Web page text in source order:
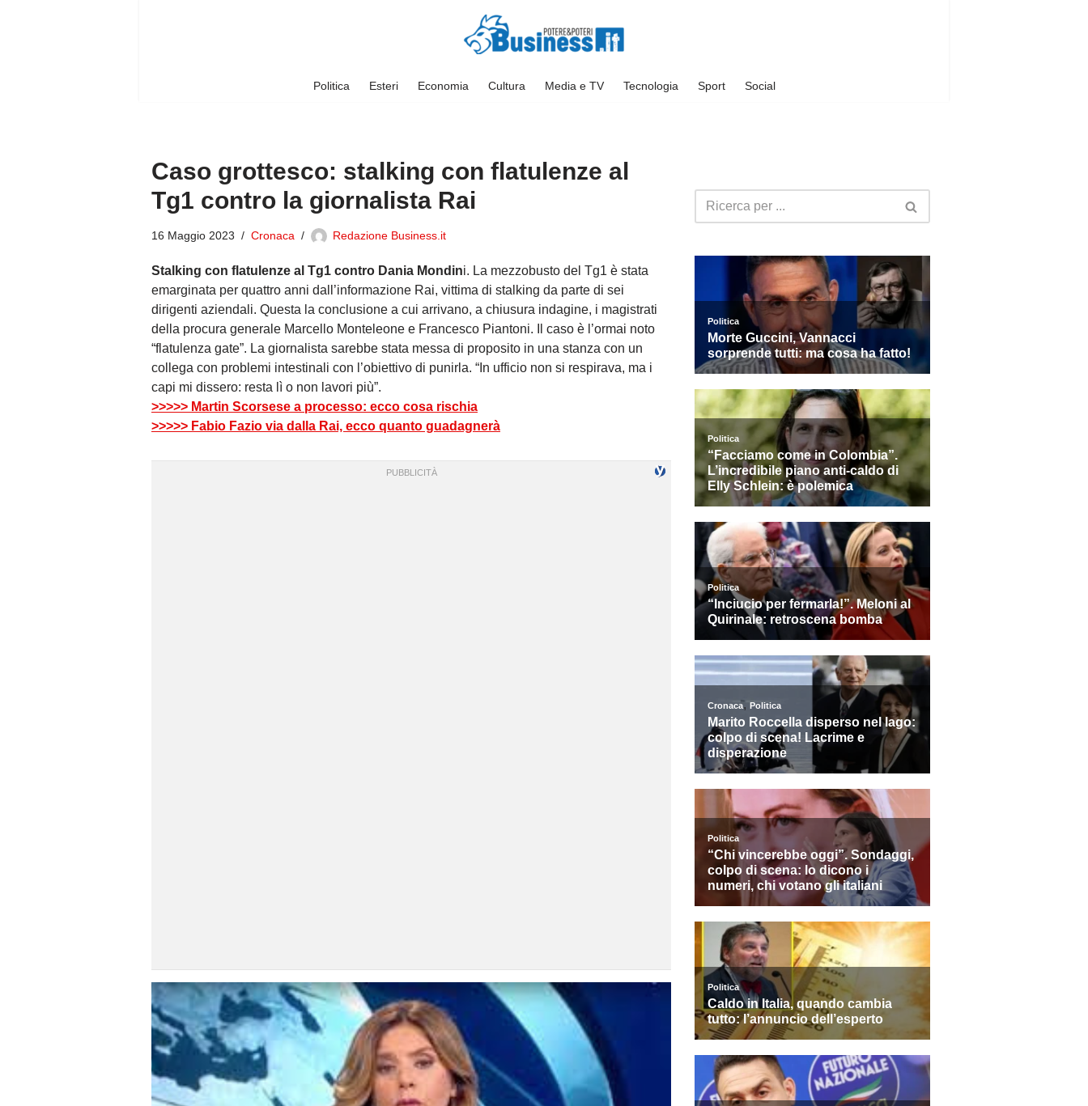
Politica Esteri Economia Cultura Media e TV Tecnologia Sport Social
Caso grottesco: stalking con flatulenze al
Tg1 contro la giornalista Rai
16 Maggio 2023 Cronaca Redazione Business.it
Stalking con flatulenze al Tg1 contro Dania Mondini. La mezzobusto del Tg1 è stata
emarginata per quattro anni dall’informazione Rai, vittima di stalking da parte di sei
dirigenti aziendali. Questa la conclusione a cui arrivano, a chiusura indagine, i magistrati
della procura generale Marcello Monteleone e Francesco Piantoni. Il caso è l’ormai noto
“flatulenza gate”. La giornalista sarebbe stata messa di proposito in una stanza con un
collega con problemi intestinali con l’obiettivo di punirla. “In ufficio non si respirava, ma i
capi mi dissero: resta lì o non lavori più”.
>>>>> Martin Scorsese a processo: ecco cosa rischia
>>>>> Fabio Fazio via dalla Rai, ecco quanto guadagnerà